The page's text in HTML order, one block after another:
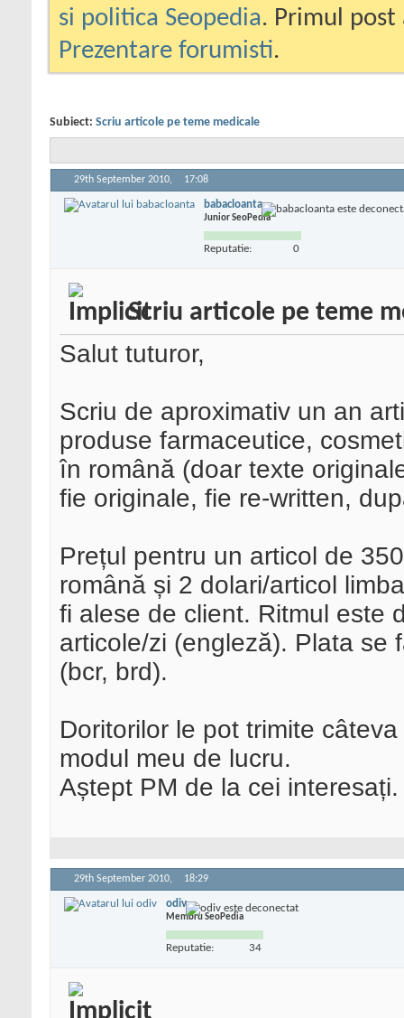
si politica Seopedia. Primul
Prezentare forumisti.
Subiect: Scriu articole pe teme medicale
29th September 2010, 17:08
babacloanta
Junior SeoPedia
Reputatie: 0
Scriu articole pe teme
Salut tuturor,
Scriu de aproximativ un an
produse farmaceutice,
în română (doar texte
fie originale, fie re-written,
Prețul pentru un articol de
română și 2 dolari/articol
fi alese de client. Ritmul este
articole/zi (engleză). Plata se
(bcr, brd).
Doritorilor le pot trimite
modul meu de lucru.
Aștept PM de la cei interesați.
29th September 2010, 18:29
odiv
Membru SeoPedia
Reputatie: 34